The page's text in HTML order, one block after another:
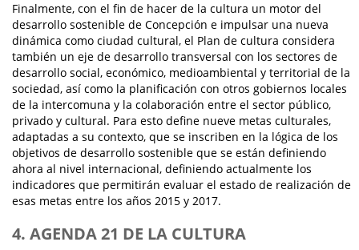
Finalmente, con el fin de hacer de la cultura un motor del
desarrollo sostenible de Concepción e impulsar una nueva
dinámica como ciudad cultural, el Plan de cultura considera
también un eje de desarrollo transversal con los sectores de
desarrollo social, económico, medioambiental y territorial de la
sociedad, así como la planificación con otros gobiernos locales
de la intercomuna y la colaboración entre el sector público,
privado y cultural. Para esto define nueve metas culturales,
adaptadas a su contexto, que se inscriben en la lógica de los
objetivos de desarrollo sostenible que se están definiendo
ahora al nivel internacional, definiendo actualmente los
indicadores que permitirán evaluar el estado de realización de
esas metas entre los años 2015 y 2017.
4. AGENDA 21 DE LA CULTURA